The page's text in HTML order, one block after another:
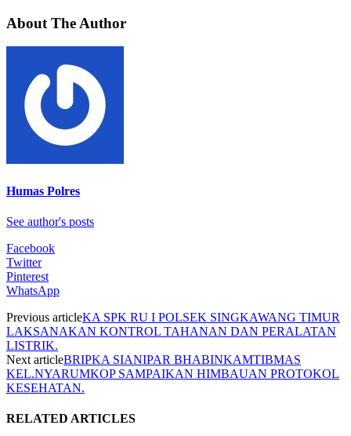
About The Author
Humas Polres
See author's posts
Facebook
Twitter
Pinterest
WhatsApp
Previous articleKA SPK RU I POLSEK SINGKAWANG TIMUR
LAKSANAKAN KONTROL TAHANAN DAN PERALATAN
LISTRIK.
Next articleBRIPKA SIANIPAR BHABINKAMTIBMAS
KEL.NYARUMKOP SAMPAIKAN HIMBAUAN PROTOKOL
KESEHATAN.
RELATED ARTICLES